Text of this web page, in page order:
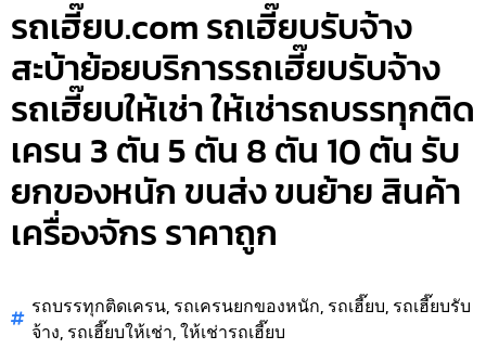
รถเฮี๊ยบ.com รถเฮี๊ยบรับจ้าง
สะบ้าย้อยบริการรถเฮี๊ยบรับจ้าง
รถเฮี๊ยบให้เช่า ให้เช่ารถบรรทุกติด
เครน 3 ตัน 5 ตัน 8 ตัน 10 ตัน รับ
ยกของหนัก ขนส่ง ขนย้าย สินค้า
เครื่องจักร ราคาถูก
รถบรรทุกติดเครน, รถเครนยกของหนัก, รถเฮี๊ยบ, รถเฮี๊ยบรับ
จ้าง, รถเฮี๊ยบให้เช่า,ให้เช่ารถเฮี๊ยบ